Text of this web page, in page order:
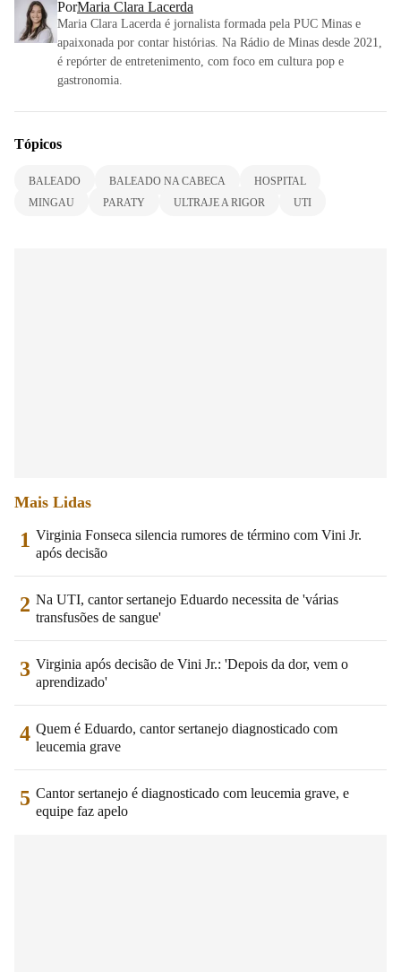
PorMaria Clara Lacerda
Maria Clara Lacerda é jornalista formada pela PUC Minas e
apaixonada por contar histórias. Na Rádio de Minas desde 2021,
é repórter de entretenimento, com foco em cultura pop e
gastronomia.
Tópicos
BALEADO BALEADO NA CABECA
HOSPITAL
MINGAU
PARATY ULTRAJE A RIGOR UTI
Mais Lidas
1 Virginia Fonseca silencia rumores de término com Vini Jr.
após decisão
2 Na UTI, cantor sertanejo Eduardo necessita de 'várias
transfusões de sangue'
3 Virginia após decisão de Vini Jr.: 'Depois da dor, vem o
aprendizado'
4 Quem é Eduardo, cantor sertanejo diagnosticado com
leucemia grave
5 Cantor sertanejo é diagnosticado com leucemia grave, e
equipe faz apelo